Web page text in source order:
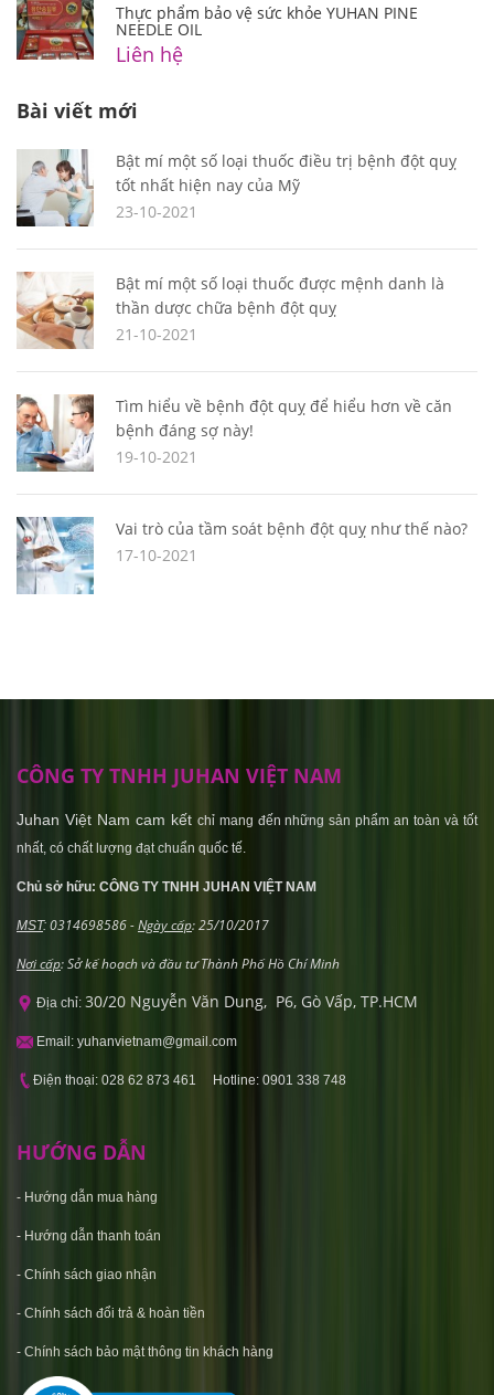
Thực phẩm bảo vệ sức khỏe YUHAN PINE
NEEDLE OIL
Liên hệ
Bài viết mới
Bật mí một số loại thuốc điều trị bệnh đột quỵ
tốt nhất hiện nay của Mỹ
23-10-2021
Bật mí một số loại thuốc được mệnh danh là
thần dược chữa bệnh đột quỵ
21-10-2021
Tìm hiểu về bệnh đột quỵ để hiểu hơn về căn
bệnh đáng sợ này!
19-10-2021
Vai trò của tầm soát bệnh đột quỵ như thế nào?
17-10-2021
CÔNG TY TNHH JUHAN VIỆT NAM
Juhan Việt Nam cam kết chỉ mang đến những sản phẩm an toàn và tốt
nhất, có chất lượng đạt chuẩn quốc tế.
Chủ sở hữu: CÔNG TY TNHH JUHAN VIỆT NAM
MST: 0314698586 -Ngày cấp: 25/10/2017
Nơi cấp: Sở kế hoạch và đầu tư Thành Phố Hồ Chí Minh
Địa chỉ: 30/20 Nguyễn Văn Dung, P6, Gò Vấp, TP.HCM
Email: yuhanvietnam@gmail.com
Điện thoại: 028 62 873 461 Hotline: 0901 338 748
HƯỚNG DẪN
- Hướng dẫn mua hàng
- Hướng dẫn thanh toán
- Chính sách giao nhận
- Chính sách đổi trả & hoàn tiền
- Chính sách bảo mật thông tin khách hàng